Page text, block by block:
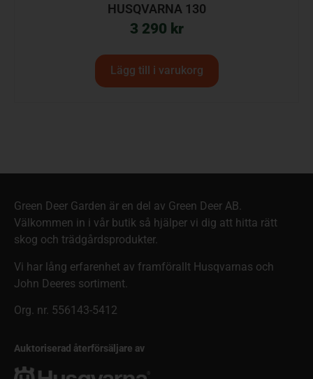
HUSQVARNA 130
3 290 kr
Lägg till i varukorg
Green Deer Garden är en del av Green Deer AB.
Välkommen in i vår butik så hjälper vi dig att hitta rätt
skog och trädgårdsprodukter.
Vi har lång erfarenhet av framförallt Husqvarnas och
John Deeres sortiment.
Org. nr. 556143-5412
Auktoriserad återförsäljare av